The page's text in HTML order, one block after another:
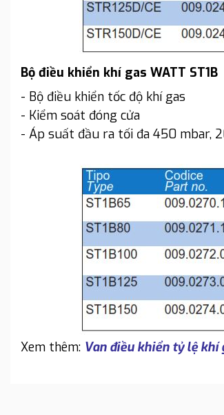
Bộ điều khiển khí gas WATT ST1B
- Bộ điều khiển tốc độ khí gas
- Kiểm soát đóng cửa
- Áp suất đầu ra tối đa 450 mbar,
Xem thêm: Van điều khiển tỷ lệ khí